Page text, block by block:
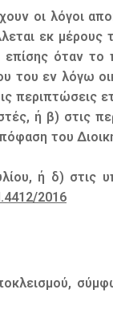
οι λόγοι
εκ
επίσης όταν
του εν λόγω
ή β) στις
του
ή δ) στις
2016